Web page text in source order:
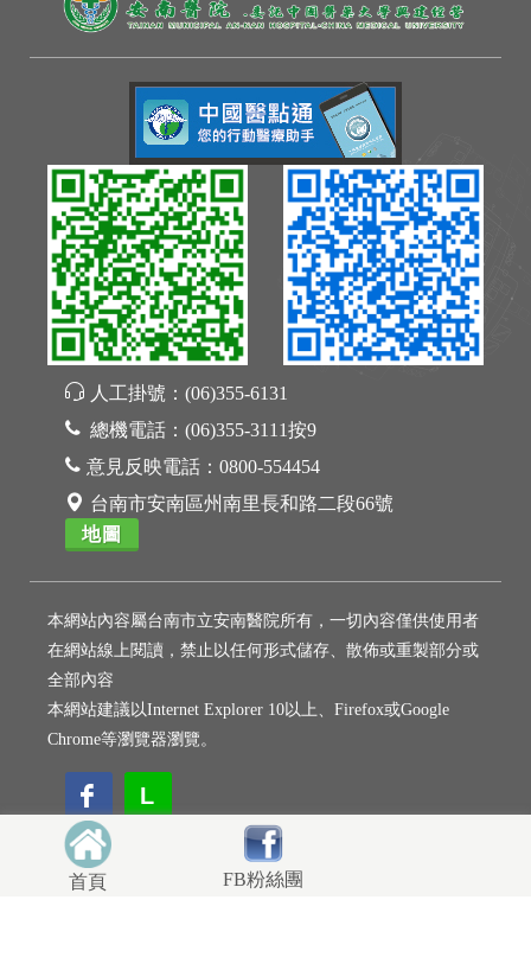
首頁 FB粉絲團
人工掛號： (06)355-6131
總機電話： (06)355-3111按9
意見反映電話： 0800-554454
台南市安南區州南里長和路二段66號
地圖
本網站內容屬台南市立安南醫院所有，一切內容僅供使用者
在網站線上閱讀，禁止以任何形式儲存、散佈或重製部分或
全部內容
本網站建議以Internet Explorer 10以上、Firefox或Google
Chrome等瀏覽器瀏覽。
L